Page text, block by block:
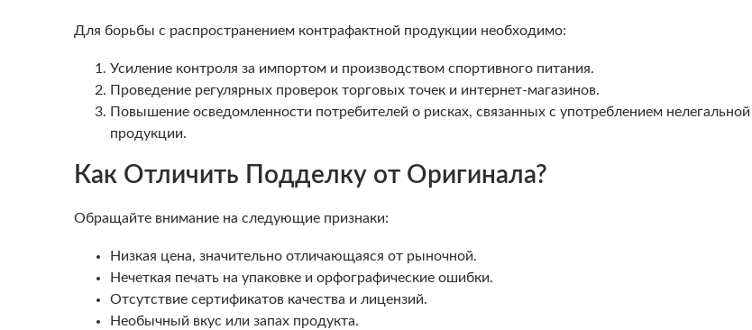
Для борьбы с распространением контрафактной продукции необходимо:
Усиление контроля за импортом и производством спортивного питания.
Проведение регулярных проверок торговых точек и интернет-магазинов.
Повышение осведомленности потребителей о рисках, связанных с употреблением нелегальной
продукции.
Как Отличить Подделку от Оригинала?
Обращайте внимание на следующие признаки:
Низкая цена, значительно отличающаяся от рыночной.
Нечеткая печать на упаковке и орфографические ошибки.
Отсутствие сертификатов качества и лицензий.
Необычный вкус или запах продукта.